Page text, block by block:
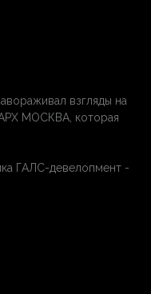
взгляды на
МОСКВА, которая
ГАЛС-девелопмент -